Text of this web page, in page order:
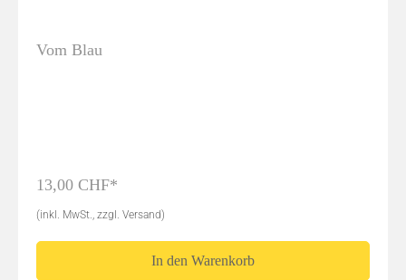
Vom Blau
13,00 CHF*
(inkl. MwSt., zzgl. Versand)
In den Warenkorb